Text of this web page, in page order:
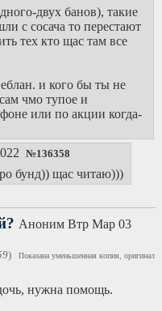
двух банов), такие
с сосача то перестают
тех кто щас там все
и кого бы ты не
чмо тупое и
или по акции когда-
№136358
бунд)) щас читаю)))
Аноним Втр Мар 03
)
Показана уменьшенная копия, оригинал
нужна помощь.